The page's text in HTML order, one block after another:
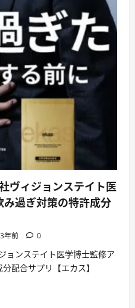
ヴィジョンステイト医
過ぎ対策の特許成分
3年前 0
ョンステイト医学博士監修ア
配合サプリ【エカス】